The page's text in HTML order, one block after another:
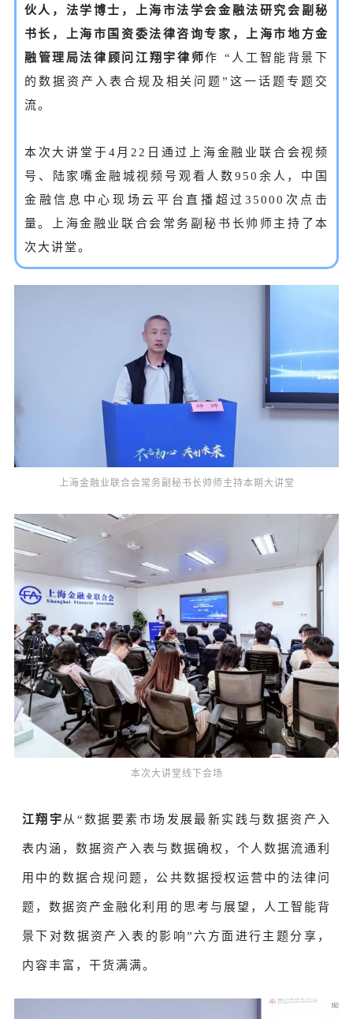
伙人，法学博士，上海市法学会金融法研究会副秘
书长，上海市国资委法律咨询专家，上海市地方金
融管理局法律顾问江翔宇律师作 “人工智能背景下
的数据资产入表合规及相关问题”这一话题专题交
流。
本次大讲堂于4月22日通过上海金融业联合会视频
号、陆家嘴金融城视频号观看人数950余人，中国
金融信息中心现场云平台直播超过35000次点击
量。上海金融业联合会常务副秘书长帅师主持了本
次大讲堂。
上海金融业联合会常务副秘书长帅师主持本期大讲堂
本次大讲堂线下会场
江翔宇从“数据要素市场发展最新实践与数据资产入
表内涵，数据资产入表与数据确权，个人数据流通利
用中的数据合规问题，公共数据授权运营中的法律问
题，数据资产金融化利用的思考与展望，人工智能背
景下对数据资产入表的影响”六方面进行主题分享，
内容丰富，干货满满。